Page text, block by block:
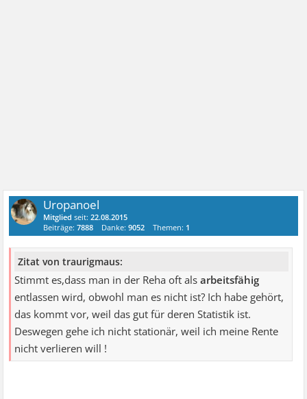
Uropanoel
Mitglied seit:22.08.2015
Beiträge:7888 Danke:9052 Themen: 1
Zitat von traurigmaus:
Stimmt es,dass man in der Reha oft alsarbeitsfähig
entlassen wird, obwohl man es nicht ist? Ich habe gehört,
das kommt vor, weil das gut für deren Statistik ist.
Deswegen gehe ich nicht stationär, weil ich meine Rente
nicht verlieren will !